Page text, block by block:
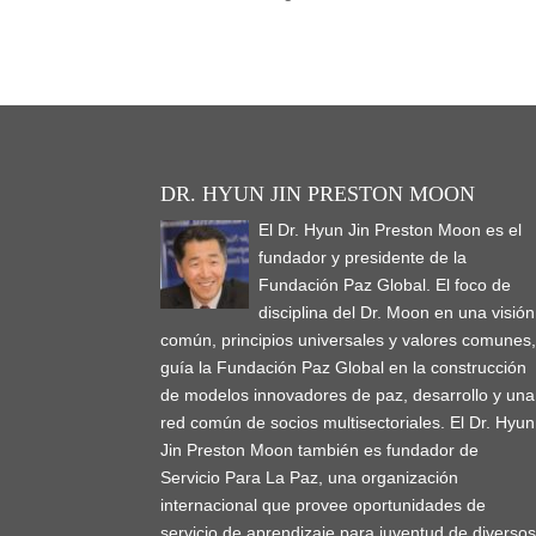
DR. HYUN JIN PRESTON MOON
El Dr. Hyun Jin Preston Moon es el
fundador y presidente de la
Fundación Paz Global. El foco de
disciplina del Dr. Moon en una visión
común, principios universales y valores comunes,
guía la Fundación Paz Global en la construcción
de modelos innovadores de paz, desarrollo y una
red común de socios multisectoriales. El Dr. Hyun
Jin Preston Moon también es fundador de
Servicio Para La Paz, una organización
internacional que provee oportunidades de
servicio de aprendizaje para juventud de diversos